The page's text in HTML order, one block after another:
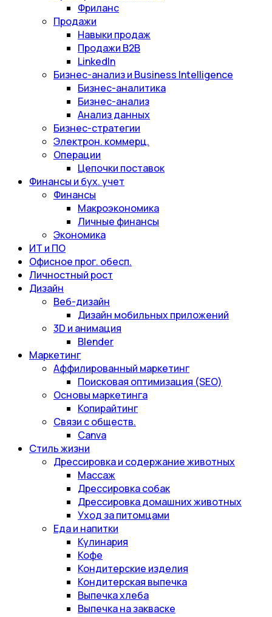
Фриланс
Продажи
Навыки продаж
Продажи B2B
LinkedIn
Бизнес-анализ и Business Intelligence
Бизнес-аналитика
Бизнес-анализ
Анализ данных
Бизнес-стратегии
Электрон. коммерц.
Операции
Цепочки поставок
Финансы и бух. учет
Финансы
Макроэкономика
Личные финансы
Экономика
ИТ и ПО
Офисное прог. обесп.
Личностный рост
Дизайн
Веб-дизайн
Дизайн мобильных приложений
3D и анимация
Blender
Маркетинг
Аффилированный маркетинг
Поисковая оптимизация (SEO)
Основы маркетинга
Копирайтинг
Связи с обществ.
Canva
Стиль жизни
Дрессировка и содержание животных
Массаж
Дрессировка собак
Дрессировка домашних животных
Уход за питомцами
Еда и напитки
Кулинария
Кофе
Кондитерские изделия
Кондитерская выпечка
Выпечка хлеба
Выпечка на закваске